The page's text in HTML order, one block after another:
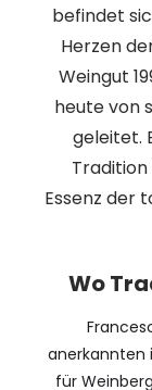
befindet
Herzen
Weingut
heute von
geleitet.
Tradition
Essenz der
Wo
anerkannten
für